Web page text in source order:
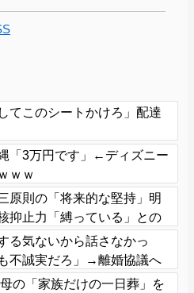
てこのシートかけろ」配達
「3万円です」←ディズニー
ｗｗ
原則の「将来的な堅持」明
抑止力「縛っている」との
る気ないから話さなかっ
不誠実だろ」→離婚協議へ
の「家族だけの一日葬」を